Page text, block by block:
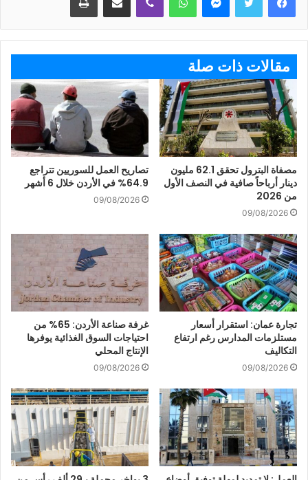
مقالات ذات صلة
مصفاة البترول تحقق 62.1 مليون
دينار أرباحاً صافية في النصف الأول
من 2026
09/08/2026
تصاريح العمل للسوريين تتراجع
64.9% في الأردن خلال 6 أشهر
09/08/2026
تجارة عمان: استقرار أسعار
مستلزمات المدارس رغم ارتفاع
التكاليف
09/08/2026
غرفة صناعة الأردن: 65% من
احتياجات السوق الغذائية يوفرها
الإنتاج المحلي
09/08/2026